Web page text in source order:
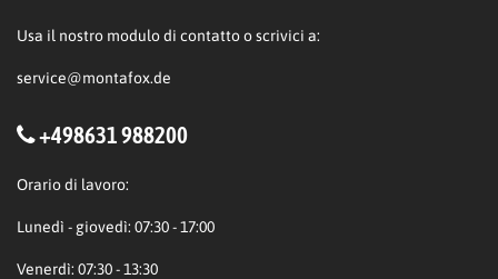
Usa il nostro modulo di contatto o scrivici a:
service@montafox.de
+498631 988200
Orario di lavoro:
Lunedì - giovedì: 07:30 - 17:00
Venerdì: 07:30 - 13:30